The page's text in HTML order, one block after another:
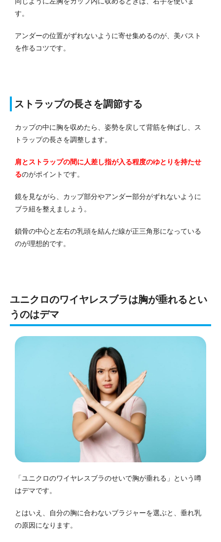
す。
アンダーの位置がずれないように寄せ集めるのが、美バスト
を作るコツです。
ストラップの長さを調節する
カップの中に胸を収めたら、姿勢を戻して背筋を伸ばし、ス
トラップの長さを調整します。
肩とストラップの間に人差し指が入る程度のゆとりを持たせ
るのがポイントです。
鏡を見ながら、カップ部分やアンダー部分がずれないように
ブラ紐を整えましょう。
鎖骨の中心と左右の乳頭を結んだ線が正三角形になっている
のが理想的です。
ユニクロのワイヤレスブラは胸が垂れるとい
うのはデマ
「ユニクロのワイヤレスブラのせいで胸が垂れる」という噂
はデマです。
とはいえ、自分の胸に合わないブラジャーを選ぶと、垂れ乳
の原因になります。